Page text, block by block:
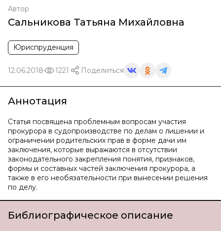
Автор
Сальникова Татьяна Михайловна
Юриспруденция
12.06.2018 1221 Поделиться
Аннотация
Статья посвящена проблемным вопросам участия
прокурора в судопроизводстве по делам о лишении и
ограничении родительских прав в форме дачи им
заключения, которые выражаются в отсутствии
законодательного закрепления понятия, признаков,
формы и составных частей заключения прокурора, а
также в его необязательности при вынесении решения
по делу.
Библиографическое описание